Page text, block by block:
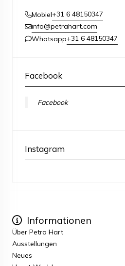
Mobiel+31 6 48150347
info@petrahart.com
Whatsapp+31 6 48150347
Facebook
Facebook
Instagram
Informationen
Über Petra Hart
Ausstellungen
Neues